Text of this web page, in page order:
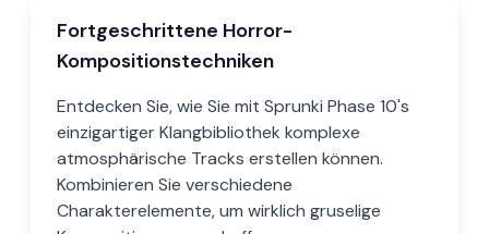
Fortgeschrittene Horror-
Kompositionstechniken
Entdecken Sie, wie Sie mit Sprunki Phase 10's
einzigartiger Klangbibliothek komplexe
atmosphärische Tracks erstellen können.
Kombinieren Sie verschiedene
Charakterelemente, um wirklich gruselige